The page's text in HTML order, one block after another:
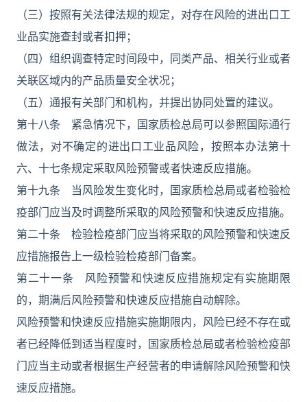
（三）按照有关法律法规的规定，对存在风险的进出口工
业品实施查封或者扣押；
（四）组织调查特定时间段中，同类产品、相关行业或者
关联区域内的产品质量安全状况；
（五）通报有关部门和机构，并提出协同处置的建议。
第十八条 紧急情况下，国家质检总局可以参照国际通行
做法，对不确定的进出口工业品风险，按照本办法第十
六、十七条规定采取风险预警或者快速反应措施。
第十九条 当风险发生变化时，国家质检总局或者检验检
疫部门应当及时调整所采取的风险预警和快速反应措施。
第二十条 检验检疫部门应当将采取的风险预警和快速反
应措施报告上一级检验检疫部门备案。
第二十一条 风险预警和快速反应措施规定有实施期限
的，期满后风险预警和快速反应措施自动解除。
风险预警和快速反应措施实施期限内，风险已经不存在或
者已经降低到适当程度时，国家质检总局或者检验检疫部
门应当主动或者根据生产经营者的申请解除风险预警和快
速反应措施。